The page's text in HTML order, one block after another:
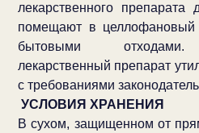
лекарственного
помещают в целлофановый
бытовыми отходами.
лекарственный препарат
с требованиями
УСЛОВИЯ ХРАНЕНИЯ
В сухом, защищенном от